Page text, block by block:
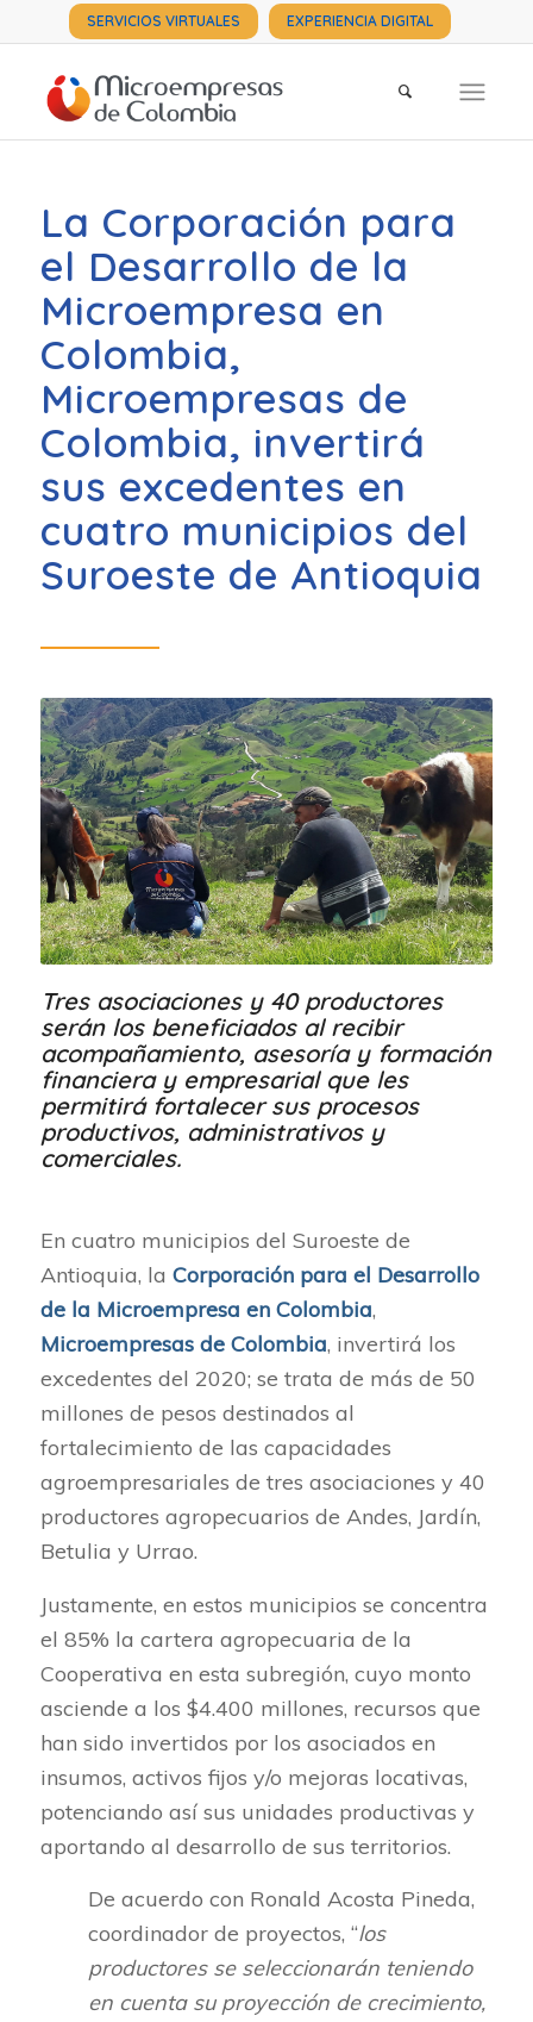
SERVICIOS VIRTUALES EXPERIENCIA DIGITAL
La Corporación para
el Desarrollo de la
Microempresa en
Colombia,
Microempresas de
Colombia, invertirá
sus excedentes en
cuatro municipios del
Suroeste de Antioquia
Tres asociaciones y 40 productores
serán los beneficiados al recibir
acompañamiento, asesoría y formación
financiera y empresarial que les
permitirá fortalecer sus procesos
productivos, administrativos y
comerciales.
En cuatro municipios del Suroeste de
Antioquia, la Corporación para el Desarrollo
de la Microempresa en Colombia,
Microempresas de Colombia, invertirá los
excedentes del 2020; se trata de más de 50
millones de pesos destinados al
fortalecimiento de las capacidades
agroempresariales de tres asociaciones y 40
productores agropecuarios de Andes, Jardín,
Betulia y Urrao.
Justamente, en estos municipios se concentra
el 85% la cartera agropecuaria de la
Cooperativa en esta subregión, cuyo monto
asciende a los $4.400 millones, recursos que
han sido invertidos por los asociados en
insumos, activos fijos y/o mejoras locativas,
potenciando así sus unidades productivas y
aportando al desarrollo de sus territorios.
De acuerdo con Ronald Acosta Pineda,
coordinador de proyectos, “los
productores se seleccionarán teniendo
en cuenta su proyección de crecimiento,